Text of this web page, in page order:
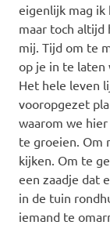
eigenlijk mag ik
maar toch altijd
mij. Tijd om te
op je in te laten
Het hele leven
vooropgezet
waarom we
te groeien. Om
kijken. Om te
een zaadje dat
in de tuin
iemand te